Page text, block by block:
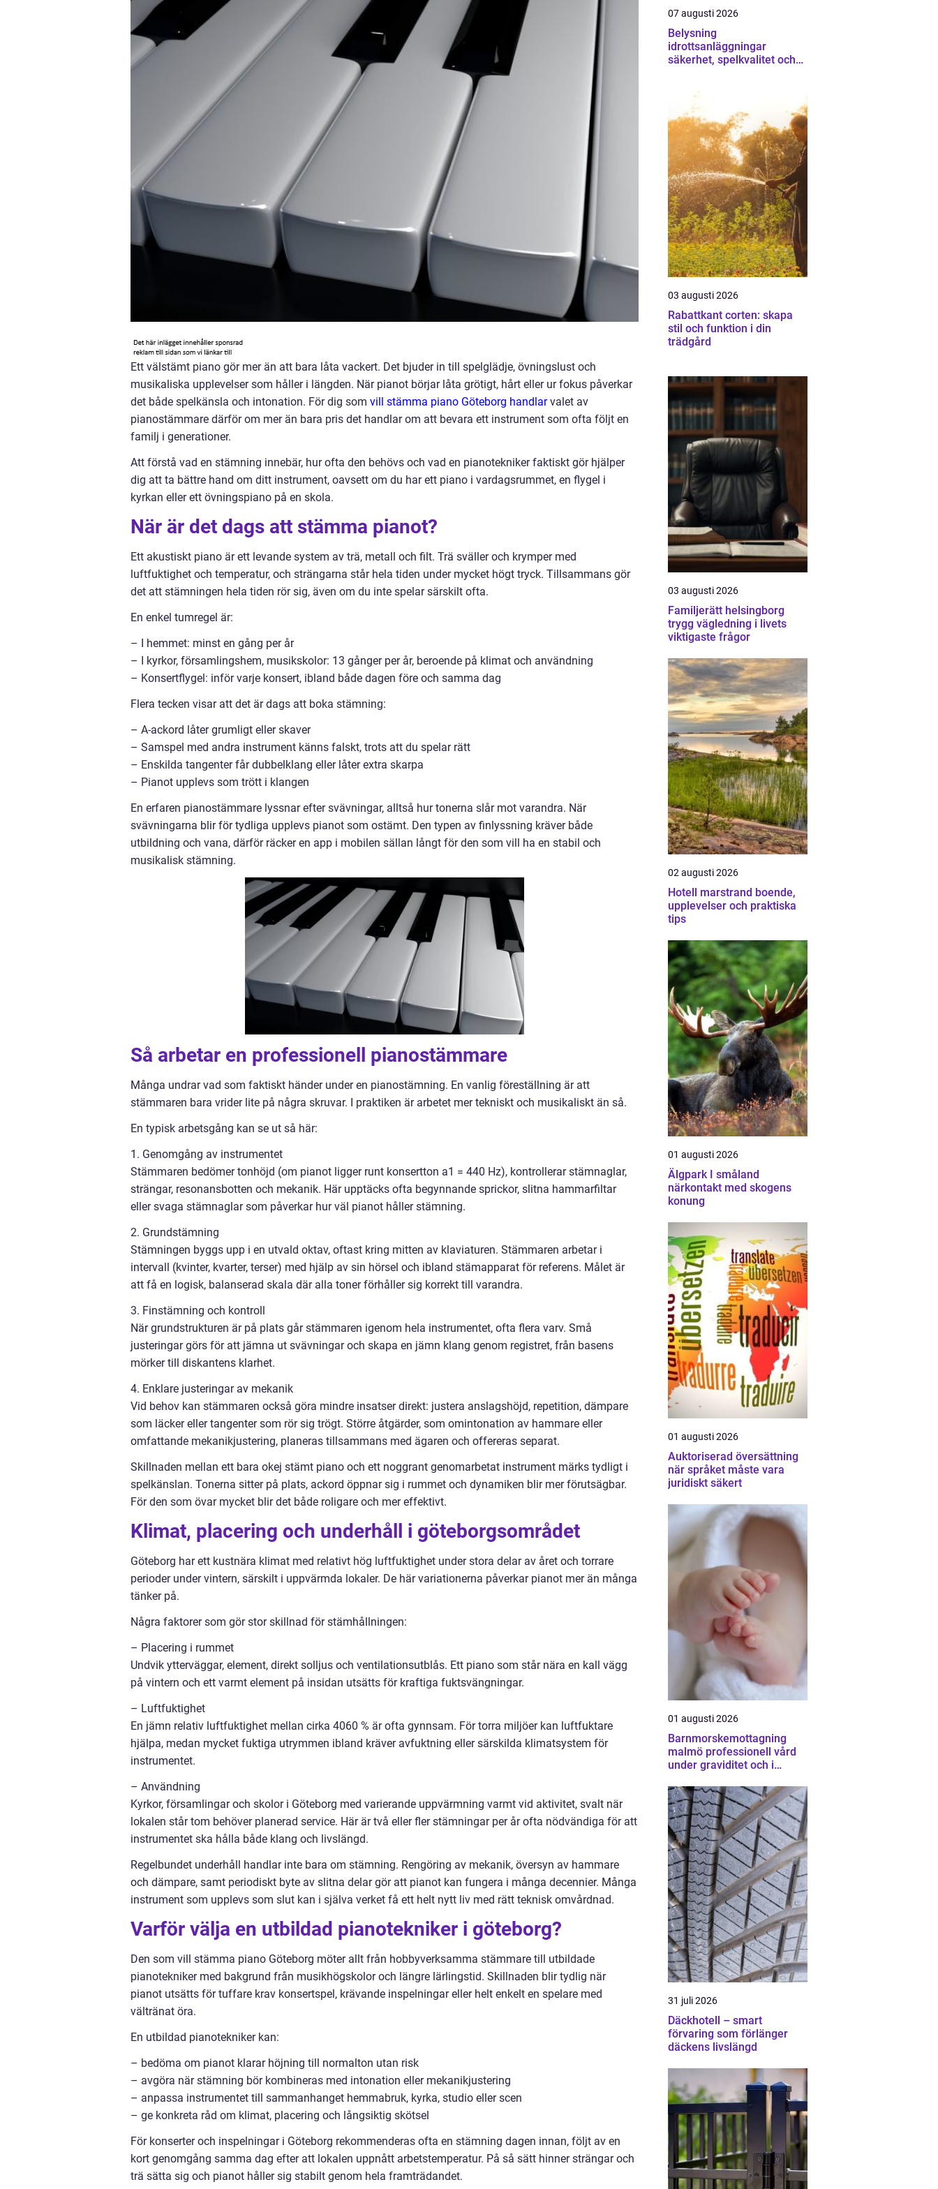
Ett välstämt piano gör mer än att bara låta vackert. Det bjuder in till spelglädje, övningslust och
musikaliska upplevelser som håller i längden. När pianot börjar låta grötigt, hårt eller ur fokus påverkar
det både spelkänsla och intonation. För dig som vill stämma piano Göteborg handlarvalet av
pianostämmare därför om mer än bara pris det handlar om att bevara ett instrument som ofta följt en
familj i generationer.
Att förstå vad en stämning innebär, hur ofta den behövs och vad en pianotekniker faktiskt gör hjälper
dig att ta bättre hand om ditt instrument, oavsett om du har ett piano i vardagsrummet, en flygel i
kyrkan eller ett övningspiano på en skola.
När är det dags att stämma pianot?
Ett akustiskt piano är ett levande system av trä, metall och filt. Trä sväller och krymper med
luftfuktighet och temperatur, och strängarna står hela tiden under mycket högt tryck. Tillsammans gör
det att stämningen hela tiden rör sig, även om du inte spelar särskilt ofta.
En enkel tumregel är:
– I hemmet: minst en gång per år
– I kyrkor, församlingshem, musikskolor: 13 gånger per år, beroende på klimat och användning
– Konsertflygel: inför varje konsert, ibland både dagen före och samma dag
Flera tecken visar att det är dags att boka stämning:
– A-ackord låter grumligt eller skaver
– Samspel med andra instrument känns falskt, trots att du spelar rätt
– Enskilda tangenter får dubbelklang eller låter extra skarpa
– Pianot upplevs som trött i klangen
En erfaren pianostämmare lyssnar efter svävningar, alltså hur tonerna slår mot varandra. När
svävningarna blir för tydliga upplevs pianot som ostämt. Den typen av finlyssning kräver både
utbildning och vana, därför räcker en app i mobilen sällan långt för den som vill ha en stabil och
musikalisk stämning.
Så arbetar en professionell pianostämmare
Många undrar vad som faktiskt händer under en pianostämning. En vanlig föreställning är att
stämmaren bara vrider lite på några skruvar. I praktiken är arbetet mer tekniskt och musikaliskt än så.
En typisk arbetsgång kan se ut så här:
1. Genomgång av instrumentet
Stämmaren bedömer tonhöjd (om pianot ligger runt konsertton a1 = 440 Hz), kontrollerar stämnaglar,
strängar, resonansbotten och mekanik. Här upptäcks ofta begynnande sprickor, slitna hammarfiltar
eller svaga stämnaglar som påverkar hur väl pianot håller stämning.
2. Grundstämning
Stämningen byggs upp i en utvald oktav, oftast kring mitten av klaviaturen. Stämmaren arbetar i
intervall (kvinter, kvarter, terser) med hjälp av sin hörsel och ibland stämapparat för referens. Målet är
att få en logisk, balanserad skala där alla toner förhåller sig korrekt till varandra.
3. Finstämning och kontroll
När grundstrukturen är på plats går stämmaren igenom hela instrumentet, ofta flera varv. Små
justeringar görs för att jämna ut svävningar och skapa en jämn klang genom registret, från basens
mörker till diskantens klarhet.
4. Enklare justeringar av mekanik
Vid behov kan stämmaren också göra mindre insatser direkt: justera anslagshöjd, repetition, dämpare
som läcker eller tangenter som rör sig trögt. Större åtgärder, som omintonation av hammare eller
omfattande mekanikjustering, planeras tillsammans med ägaren och offereras separat.
Skillnaden mellan ett bara okej stämt piano och ett noggrant genomarbetat instrument märks tydligt i
spelkänslan. Tonerna sitter på plats, ackord öppnar sig i rummet och dynamiken blir mer förutsägbar.
För den som övar mycket blir det både roligare och mer effektivt.
Klimat, placering och underhåll i göteborgsområdet
Göteborg har ett kustnära klimat med relativt hög luftfuktighet under stora delar av året och torrare
perioder under vintern, särskilt i uppvärmda lokaler. De här variationerna påverkar pianot mer än många
tänker på.
Några faktorer som gör stor skillnad för stämhållningen:
– Placering i rummet
Undvik ytterväggar, element, direkt solljus och ventilationsutblås. Ett piano som står nära en kall vägg
på vintern och ett varmt element på insidan utsätts för kraftiga fuktsvängningar.
– Luftfuktighet
En jämn relativ luftfuktighet mellan cirka 4060 % är ofta gynnsam. För torra miljöer kan luftfuktare
hjälpa, medan mycket fuktiga utrymmen ibland kräver avfuktning eller särskilda klimatsystem för
instrumentet.
– Användning
Kyrkor, församlingar och skolor i Göteborg med varierande uppvärmning varmt vid aktivitet, svalt när
lokalen står tom behöver planerad service. Här är två eller fler stämningar per år ofta nödvändiga för att
instrumentet ska hålla både klang och livslängd.
Regelbundet underhåll handlar inte bara om stämning. Rengöring av mekanik, översyn av hammare
och dämpare, samt periodiskt byte av slitna delar gör att pianot kan fungera i många decennier. Många
instrument som upplevs som slut kan i själva verket få ett helt nytt liv med rätt teknisk omvårdnad.
Varför välja en utbildad pianotekniker i göteborg?
Den som vill stämma piano Göteborg möter allt från hobbyverksamma stämmare till utbildade
pianotekniker med bakgrund från musikhögskolor och längre lärlingstid. Skillnaden blir tydlig när
pianot utsätts för tuffare krav konsertspel, krävande inspelningar eller helt enkelt en spelare med
vältränat öra.
En utbildad pianotekniker kan:
– bedöma om pianot klarar höjning till normalton utan risk
– avgöra när stämning bör kombineras med intonation eller mekanikjustering
– anpassa instrumentet till sammanhanget hemmabruk, kyrka, studio eller scen
– ge konkreta råd om klimat, placering och långsiktig skötsel
För konserter och inspelningar i Göteborg rekommenderas ofta en stämning dagen innan, följt av en
kort genomgång samma dag efter att lokalen uppnått arbetstemperatur. På så sätt hinner strängar och
trä sätta sig och pianot håller sig stabilt genom hela framträdandet.
07 augusti 2026
Belysning
idrottsanläggningar
säkerhet, spelkvalitet och
03 augusti 2026
Rabattkant corten: skapa
stil och funktion i din
trädgård
03 augusti 2026
Familjerätt helsingborg
trygg vägledning i livets
viktigaste frågor
02 augusti 2026
Hotell marstrand boende,
upplevelser och praktiska
tips
01 augusti 2026
Älgpark I småland
närkontakt med skogens
konung
01 augusti 2026
Auktoriserad översättning
när språket måste vara
juridiskt säkert
01 augusti 2026
Barnmorskemottagning
malmö professionell vård
under graviditet och i
31 juli 2026
Däckhotell – smart
förvaring som förlänger
däckens livslängd